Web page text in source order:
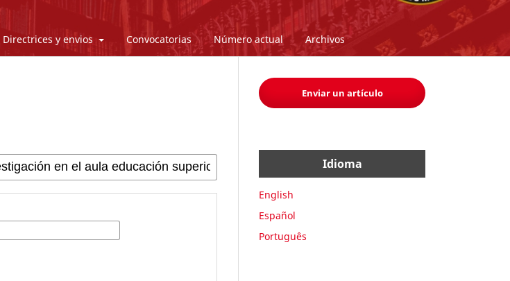
Directrices y envios Convocatorias Número actual Archivos
Enviar un artículo
Idioma
English
Español
Português